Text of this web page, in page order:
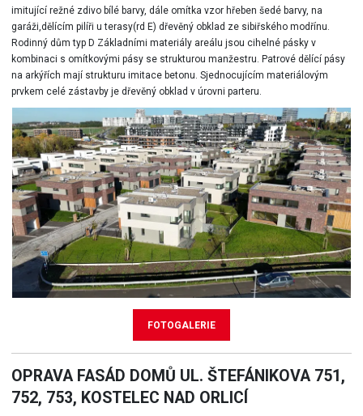
FOTOGALERIE
imitující režné zdivo bílé barvy, dále omítka vzor hřeben šedé barvy, na
garáži,dělícím pilíři u terasy(rd E) dřevěný obklad ze sibiřského modřínu.
Rodinný dům typ D Základními materiály areálu jsou cihelné pásky v
kombinaci s omítkovými pásy se strukturou manžestru. Patrové dělící pásy
na arkýřích mají strukturu imitace betonu. Sjednocujícím materiálovým
prvkem celé zástavby je dřevěný obklad v úrovni parteru.
OPRAVA FASÁD DOMŮ UL. ŠTEFÁNIKOVA 751,
752, 753, KOSTELEC NAD ORLICÍ